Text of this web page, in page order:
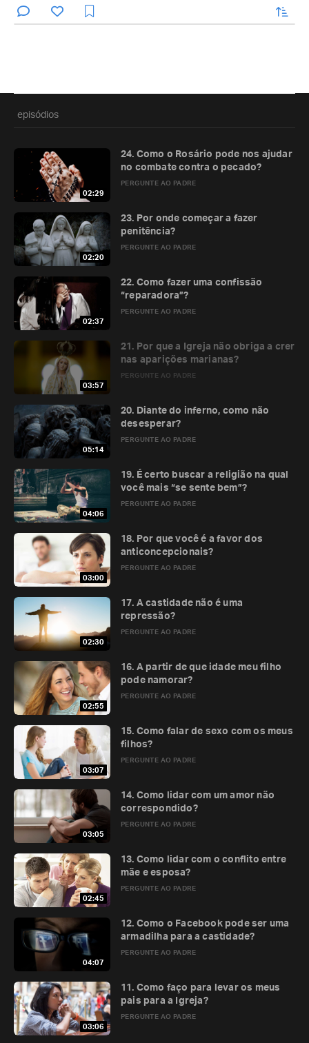
enviar
episódios
02:29
PERGUNTE AO PADRE
24. Como o Rosário pode nos ajudar
no combate contra o pecado?
02:20
PERGUNTE AO PADRE
23. Por onde começar a fazer
penitência?
02:37
PERGUNTE AO PADRE
22. Como fazer uma confissão
“reparadora”?
03:57
PERGUNTE AO PADRE
21. Por que a Igreja não obriga a crer
nas aparições marianas?
05:14
PERGUNTE AO PADRE
20. Diante do inferno, como não
desesperar?
04:06
PERGUNTE AO PADRE
19. É certo buscar a religião na qual
você mais “se sente bem”?
03:00
PERGUNTE AO PADRE
18. Por que você é a favor dos
anticoncepcionais?
02:30
PERGUNTE AO PADRE
17. A castidade não é uma
repressão?
02:55
PERGUNTE AO PADRE
16. A partir de que idade meu filho
pode namorar?
03:07
PERGUNTE AO PADRE
15. Como falar de sexo com os meus
filhos?
03:05
PERGUNTE AO PADRE
14. Como lidar com um amor não
correspondido?
02:45
PERGUNTE AO PADRE
13. Como lidar com o conflito entre
mãe e esposa?
04:07
PERGUNTE AO PADRE
12. Como o Facebook pode ser uma
armadilha para a castidade?
03:06
PERGUNTE AO PADRE
11. Como faço para levar os meus
pais para a Igreja?